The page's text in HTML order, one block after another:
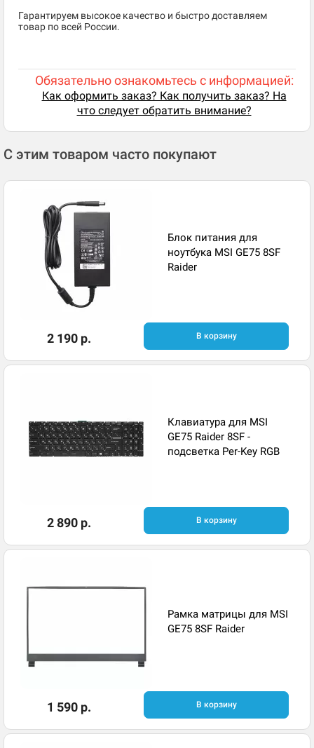
Гарантируем высокое качество и быстро доставляем
товар по всей России.
Обязательно ознакомьтесь с информацией:
Как оформить заказ? Как получить заказ? На
что следует обратить внимание?
С этим товаром часто покупают
Блок питания для
ноутбука MSI GE75 8SF
Raider
2 190 р. В корзину
Клавиатура для MSI
GE75 Raider 8SF -
подсветка Per-Key RGB
2 890 р. В корзину
Рамка матрицы для MSI
GE75 8SF Raider
1 590 р. В корзину